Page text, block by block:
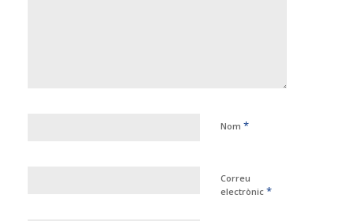
Nom *
Correu
electrònic *